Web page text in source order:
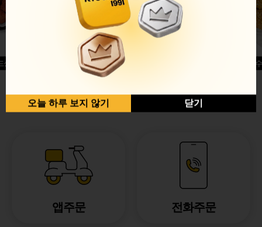
글윙
반반순살[레드+허니]
허니옥
앱주문 전화주문
오늘 하루 보지 않기 닫기